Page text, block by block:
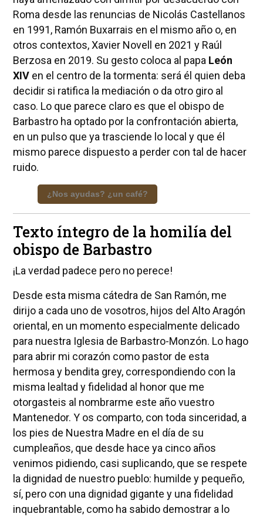
Roma desde las renuncias de Nicolás Castellanos
en 1991, Ramón Buxarrais en el mismo año o, en
otros contextos, Xavier Novell en 2021 y Raúl
Berzosa en 2019. Su gesto coloca al papa León
XIVen el centro de la tormenta: será él quien deba
decidir si ratifica la mediación o da otro giro al
caso. Lo que parece claro es que el obispo de
Barbastro ha optado por la confrontación abierta,
en un pulso que ya trasciende lo local y que él
mismo parece dispuesto a perder con tal de hacer
ruido.
¿Nos ayudas? ¿un café?
Texto íntegro de la homilía del
obispo de Barbastro
¡La verdad padece pero no perece!
Desde esta misma cátedra de San Ramón, me
dirijo a cada uno de vosotros, hijos del Alto Aragón
oriental, en un momento especialmente delicado
para nuestra Iglesia de Barbastro-Monzón. Lo hago
para abrir mi corazón como pastor de esta
hermosa y bendita grey, correspondiendo con la
misma lealtad y fidelidad al honor que me
otorgasteis al nombrarme este año vuestro
Mantenedor. Y os comparto, con toda sinceridad, a
los pies de Nuestra Madre en el día de su
cumpleaños, que desde hace ya cinco años
venimos pidiendo, casi suplicando, que se respete
la dignidad de nuestro pueblo: humilde y pequeño,
sí, pero con una dignidad gigante y una fidelidad
inquebrantable, como ha sabido demostrar a lo